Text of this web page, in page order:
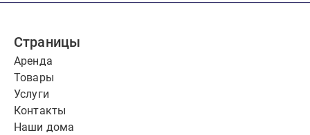
Страницы
Аренда
Товары
Услуги
Контакты
Наши дома